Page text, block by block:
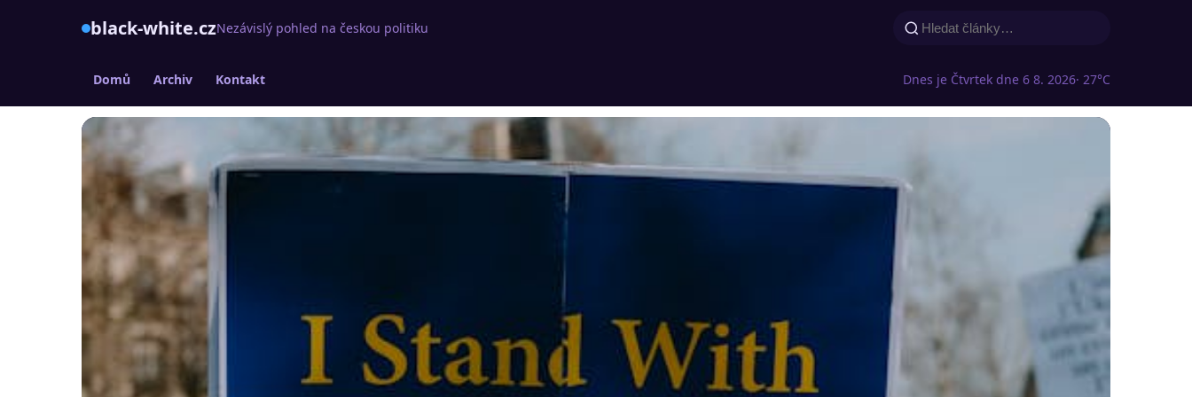
black-white.czNezávislý pohled na českou politiku
Domů Archiv Kontakt Dnes je Čtvrtek dne 6 8. 2026· 27°C